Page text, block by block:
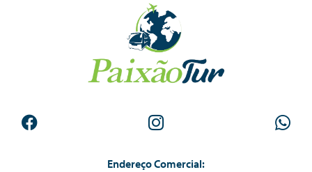
Endereço Comercial: